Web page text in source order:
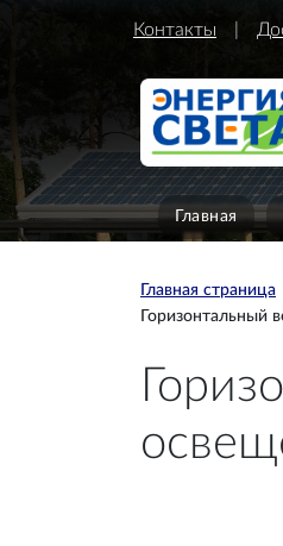
Контакты
Главная
Главная страница
Горизонтальный